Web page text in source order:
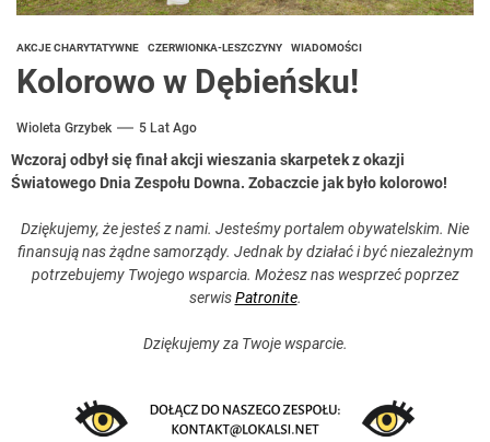
AKCJE CHARYTATYWNE CZERWIONKA-LESZCZYNY WIADOMOŚCI
Kolorowo w Dębieńsku!
Wioleta Grzybek 5 Lat Ago
Wczoraj odbył się finał akcji wieszania skarpetek z okazji
Światowego Dnia Zespołu Downa. Zobaczcie jak było kolorowo!
Dziękujemy, że jesteś z nami. Jesteśmy portalem obywatelskim. Nie
finansują nas żądne samorządy. Jednak by działać i być niezależnym
potrzebujemy Twojego wsparcia. Możesz nas wesprzeć poprzez
serwisPatronite.
Dziękujemy za Twoje wsparcie.